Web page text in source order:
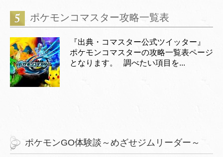
ポケモンコマスター攻略一覧表
『出典・コマスター公式ツイッター』
ポケモンコマスターの攻略一覧表ページ
となります。 調べたい項目を...
ポケモンGO体験談～めざせジムリーダー～